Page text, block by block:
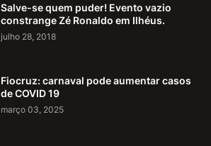
Salve-se quem puder! Evento vazio
constrange Zé Ronaldo em Ilhéus.
julho 28, 2018
Fiocruz: carnaval pode aumentar casos
de COVID 19
março 03, 2025